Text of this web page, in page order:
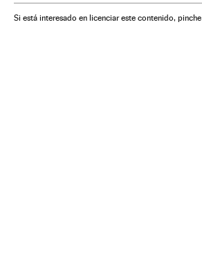
Si está interesado en licenciar este contenido, pinche